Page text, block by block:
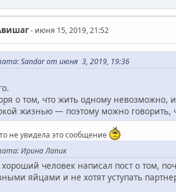
- июня 15, 2019, 21:52
Sandar от июня 3, 2019, 19:36
о том, что жить одному невозможно,
жизнью — поэтому можно говорить,
не увидела это сообщение
Ирина Лапик
человек написал пост о том,
яйцами и не хотят уступать